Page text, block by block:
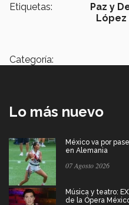
Etiquetas: Paz y
López
Categoría:
Lo más nuevo
México va por
en Alemania
07 Agosto 2026
Música y teatro:
de la Ópera